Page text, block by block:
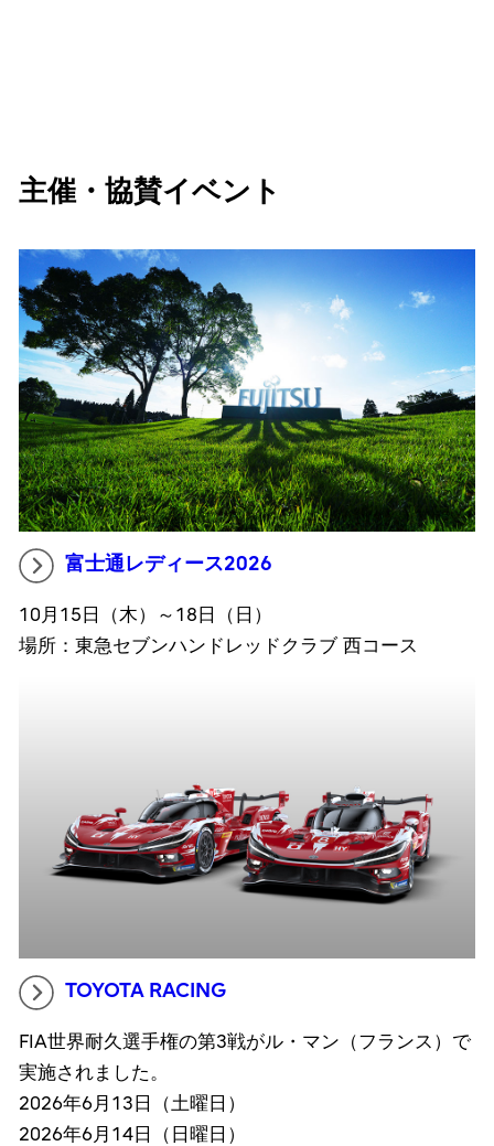
主催・協賛イベント
富士通レディース2026
10月15日（木）～18日（日）
場所：東急セブンハンドレッドクラブ 西コース
TOYOTA RACING
FIA世界耐久選手権の第3戦がル・マン（フランス）で
実施されました。
2026年6月13日（土曜日）
2026年6月14日（日曜日）